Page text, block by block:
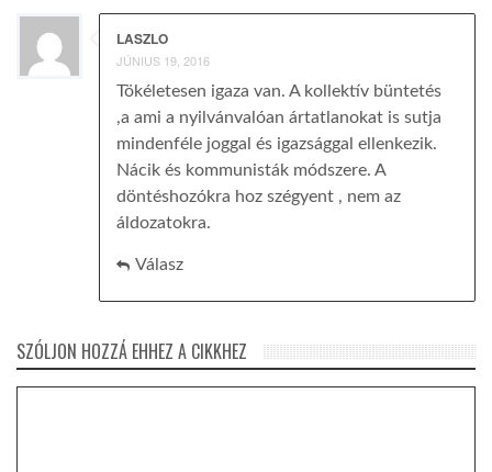
LASZLO
JÚNIUS 19, 2016
Tökéletesen igaza van. A kollektív büntetés
,a ami a nyilvánvalóan ártatlanokat is sutja
mindenféle joggal és igazsággal ellenkezik.
Nácik és kommunisták módszere. A
döntéshozókra hoz szégyent , nem az
áldozatokra.
Válasz
SZÓLJON HOZZÁ EHHEZ A CIKKHEZ